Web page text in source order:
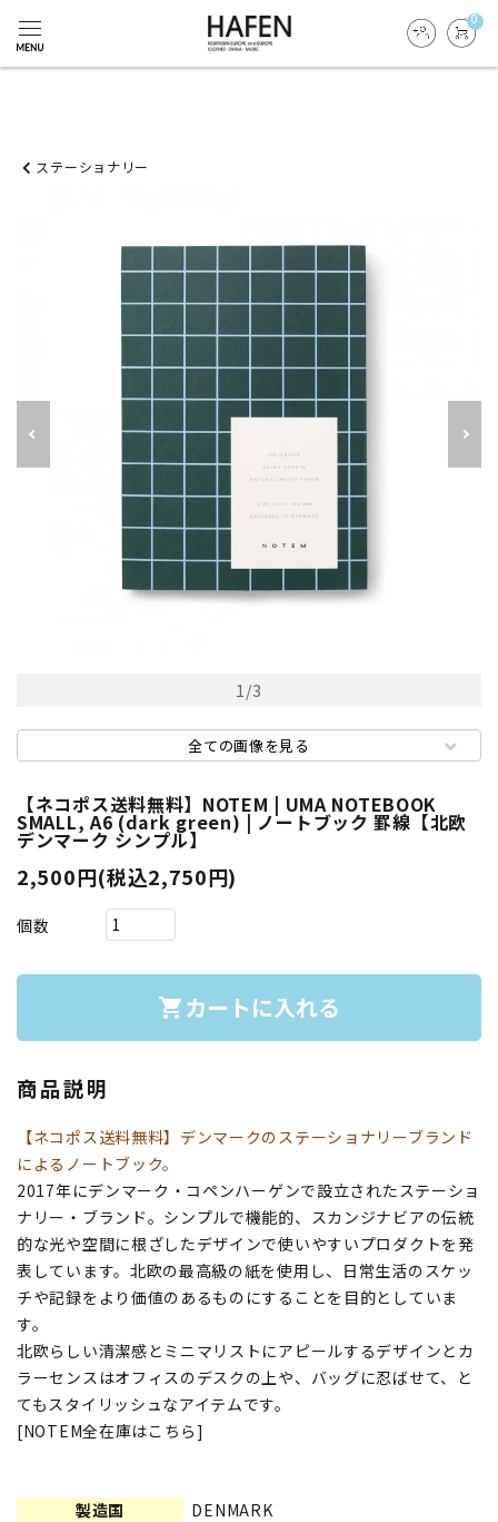
0
ステーショナリー
1/3
全ての画像を見る
【ネコポス送料無料】NOTEM | UMA NOTEBOOK
SMALL, A6 (dark green) | ノートブック 罫線【北欧
デンマーク シンプル】
2,500円(税込2,750円)
個数
shopping_cart カートに入れる
商品説明
【ネコポス送料無料】デンマークのステーショナリーブランド
によるノートブック。
2017年にデンマーク・コペンハーゲンで設立されたステーショ
ナリー・ブランド。シンプルで機能的、スカンジナビアの伝統
的な光や空間に根ざしたデザインで使いやすいプロダクトを発
表しています。北欧の最高級の紙を使用し、日常生活のスケッ
チや記録をより価値のあるものにすることを目的としていま
す。
北欧らしい清潔感とミニマリストにアピールするデザインとカ
ラーセンスはオフィスのデスクの上や、バッグに忍ばせて、と
てもスタイリッシュなアイテムです。
[NOTEM全在庫はこちら]
製造国
DENMARK